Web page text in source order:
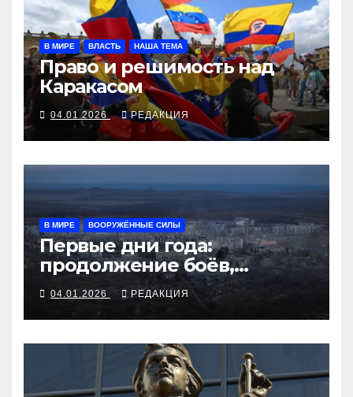
В МИРЕ ВЛАСТЬ НАША ТЕМА
Право и решимость над
Каракасом
04.01.2026 РЕДАКЦИЯ
В МИРЕ ВООРУЖЁННЫЕ СИЛЫ
Первые дни года:
продолжение боёв,
военизация управления,
цифровизация войны
04.01.2026 РЕДАКЦИЯ